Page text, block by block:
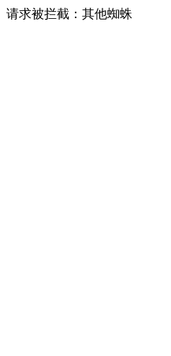
请求被拦截：其他蜘蛛